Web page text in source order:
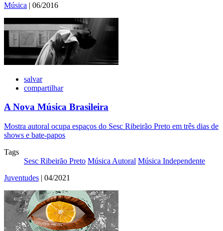
Música | 06/2016
salvar
compartilhar
A Nova Música Brasileira
Mostra autoral ocupa espaços do Sesc Ribeirão Preto em três dias de
shows e bate-papos
Tags
Sesc Ribeirão Preto Música Autoral Música Independente
Juventudes | 04/2021